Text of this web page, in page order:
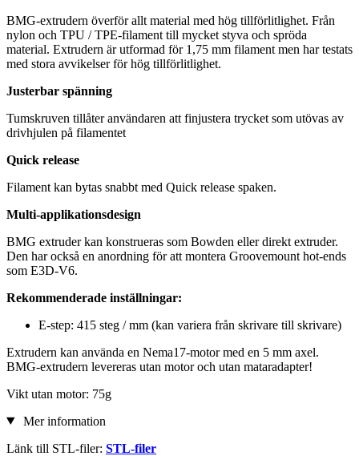
BMG-extrudern överför allt material med hög tillförlitlighet. Från
nylon och TPU / TPE-filament till mycket styva och spröda
material. Extrudern är utformad för 1,75 mm filament men har testats
med stora avvikelser för hög tillförlitlighet.
Justerbar spänning
Tumskruven tillåter användaren att finjustera trycket som utövas av
drivhjulen på filamentet
Quick release
Filament kan bytas snabbt med Quick release spaken.
Multi-applikationsdesign
BMG extruder kan konstrueras som Bowden eller direkt extruder.
Den har också en anordning för att montera Groovemount hot-ends
som E3D-V6.
Rekommenderade inställningar:
E-step: 415 steg / mm (kan variera från skrivare till skrivare)
Extrudern kan använda en Nema17-motor med en 5 mm axel.
BMG-extrudern levereras utan motor och utan mataradapter!
Vikt utan motor: 75g
Mer information
Länk till STL-filer: STL-filer